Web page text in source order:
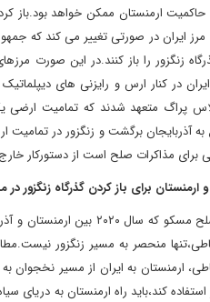
حاکمیت ارمنستان ممکن خواهد بود.باز
مرز ایران در صورتی تغییر می کند که
زنگزور را باز کنند.در این صورت
در کنار ارس و رایزنی های
پراگ متعهد شدند که تمامیت ارضی
به آذربایجان برگشت و زنگزور در
برای مذاکرات صلح است از دستورکار
برای باز کردن گذرگاه زنگزور در
یکی از بندهای توافقنامه
منحصر به مسیر زنگزور
ارمنستان به ایران از مسیر نخجوان
کند،باید راه ارمنستان به دریای